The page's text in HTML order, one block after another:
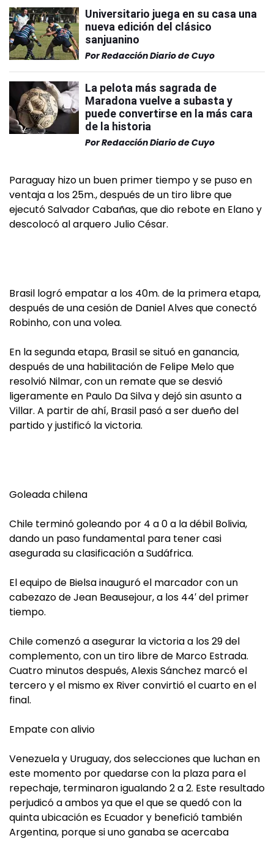
Universitario juega en su casa una
nueva edición del clásico
sanjuanino
PorRedacción Diario de Cuyo
La pelota más sagrada de
Maradona vuelve a subasta y
puede convertirse en la más cara
de la historia
PorRedacción Diario de Cuyo
Paraguay hizo un buen primer tiempo y se puso en
ventaja a los 25m., después de un tiro libre que
ejecutó Salvador Cabañas, que dio rebote en Elano y
descolocó al arquero Julio César.
Brasil logró empatar a los 40m. de la primera etapa,
después de una cesión de Daniel Alves que conectó
Robinho, con una volea.
En la segunda etapa, Brasil se situó en ganancia,
después de una habilitación de Felipe Melo que
resolvió Nilmar, con un remate que se desvió
ligeramente en Paulo Da Silva y dejó sin asunto a
Villar. A partir de ahí, Brasil pasó a ser dueño del
partido y justificó la victoria.
Goleada chilena
Chile terminó goleando por 4 a 0 a la débil Bolivia,
dando un paso fundamental para tener casi
asegurada su clasificación a Sudáfrica.
El equipo de Bielsa inauguró el marcador con un
cabezazo de Jean Beausejour, a los 44′ del primer
tiempo.
Chile comenzó a asegurar la victoria a los 29 del
complemento, con un tiro libre de Marco Estrada.
Cuatro minutos después, Alexis Sánchez marcó el
tercero y el mismo ex River convirtió el cuarto en el
final.
Empate con alivio
Venezuela y Uruguay, dos selecciones que luchan en
este momento por quedarse con la plaza para el
repechaje, terminaron igualando 2 a 2. Este resultado
perjudicó a ambos ya que el que se quedó con la
quinta ubicación es Ecuador y benefició también
Argentina, porque si uno ganaba se acercaba